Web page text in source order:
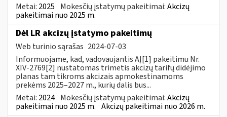
Metai: 2025 Mokesčių įstatymų pakeitimai:Akcizų
pakeitimai nuo 2025 m.
Dėl LR akcizų įstatymo pakeitimų
Web turinio sąrašas 2024-07-03
Informuojame, kad, vadovaujantis AĮ[1] pakeitimu Nr.
XIV-2769[2] nustatomas trimetis akcizų tarifų didėjimo
planas tam tikroms akcizais apmokestinamoms
prekėms 2025–2027 m., kurių dalis bus...
Metai: 2024 Mokesčių įstatymų pakeitimai:Akcizų
pakeitimai nuo 2025 m. Akcizų pakeitimai nuo 2026 m.